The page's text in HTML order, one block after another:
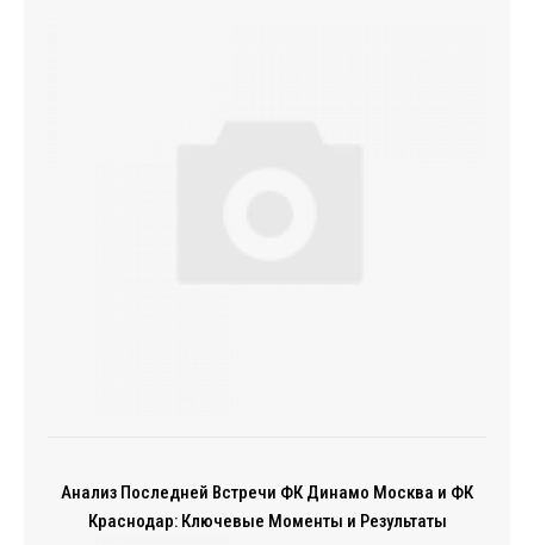
Анализ Последней Встречи ФК Динамо Москва и ФК
Краснодар: Ключевые Моменты и Результаты